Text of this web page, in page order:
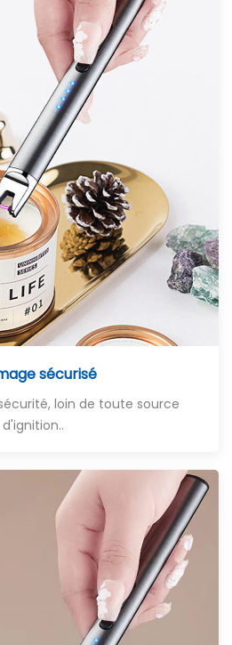
sécurisé
loin de toute source
d'ignition..